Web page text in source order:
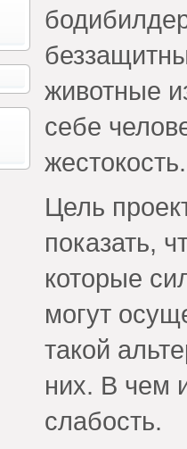
животные
себе
жестокость.
Цель
показать,
которые
могут
такой
них. В чем
слабость.